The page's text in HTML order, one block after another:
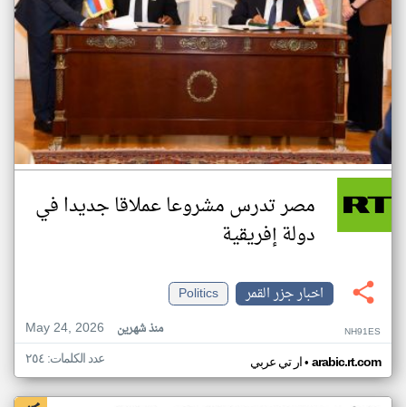
مصر تدرس مشروعا عملاقا جديدا في
دولة إفريقية
اخبار جزر القمر
Politics
May 24, 2026
منذ شهرين NH91ES
ار تي عربي• arabic.rt.com عدد الكلمات: ٢٥٤